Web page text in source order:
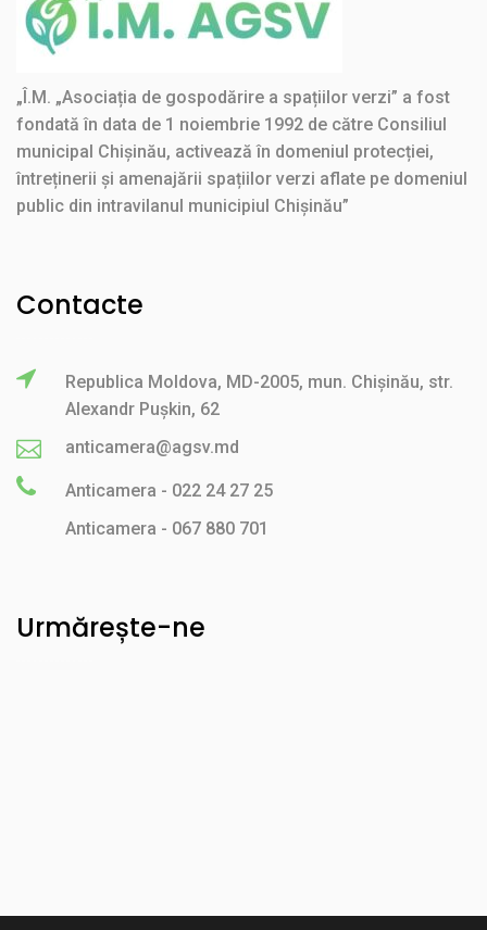
„Î.M. „Asociația de gospodărire a spațiilor verzi” a fost
fondată în data de 1 noiembrie 1992 de către Consiliul
municipal Chișinău, activează în domeniul protecției,
întreținerii și amenajării spațiilor verzi aflate pe domeniul
public din intravilanul municipiul Chișinău”
Contacte
Republica Moldova, MD-2005, mun. Chișinău, str.
Alexandr Pușkin, 62
anticamera@agsv.md
Anticamera - 022 24 27 25
Anticamera - 067 880 701
Urmărește-ne